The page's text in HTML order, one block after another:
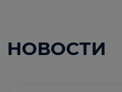
НОВОСТИ